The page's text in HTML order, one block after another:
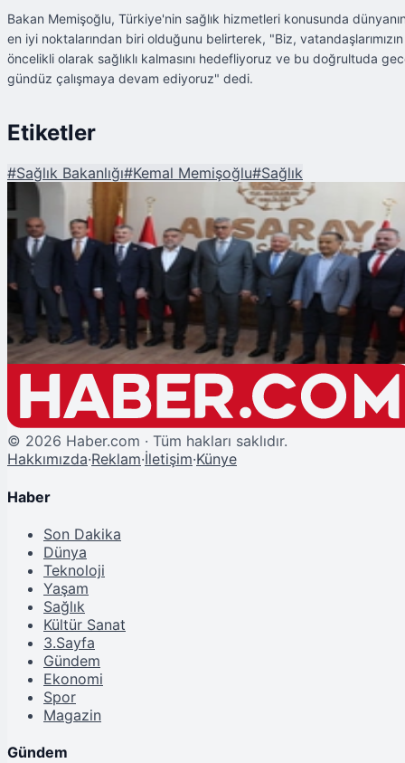
Bakan Memişoğlu, Türkiye'nin sağlık hizmetleri konusunda
en iyi noktalarından biri olduğunu belirterek, "Biz, vatandaşlarımızın
öncelikli olarak sağlıklı kalmasını hedefliyoruz ve bu doğrultuda
gündüz çalışmaya devam ediyoruz" dedi.
Etiketler
#Sağlık Bakanlığı#Kemal Memişoğlu#Sağlık
Şu An Okunan
Sağlık Bakanı Memişoğlu: "Sağlıklı Kalmak İçin Hastaneleri Beklemeyin"
© 2026 Haber.com · Tüm hakları saklıdır.
Hakkımızda·Reklam·İletişim·Künye
Haber
Son Dakika
Dünya
Teknoloji
Yaşam
Sağlık
Kültür Sanat
3.Sayfa
Gündem
Ekonomi
Spor
Magazin
Gündem